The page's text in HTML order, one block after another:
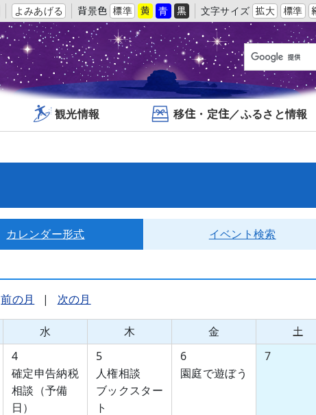
よみあげる 背景色 標準 黄 青 黒 文字サイズ 拡大 標準
観光情報 移住・定住／ふるさと情報
カレンダー形式 イベント検索
前の月 | 次の月
水 木 金
土
4
確定申告納税
相談（予備
日）
5
人権相談
ブックスター
ト
6
園庭で遊ぼう
7